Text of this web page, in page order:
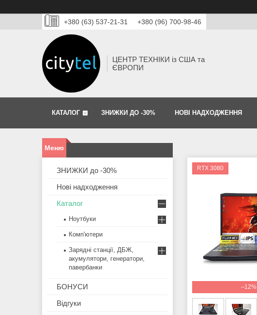
+380 (63) 537-21-31 +380 (96) 700-98-46
ЦЕНТР ТЕХНІКИ із США та
ЄВРОПИ
КАТАЛОГ ЗНИЖКИ ДО -30% НОВІ НАДХОДЖЕННЯ
–12%
RTX 3080
ЗНИЖКИ до -30%
Нові надходження
Каталог
Ноутбуки
Комп'ютери
Зарядні станції, ДБЖ,
акумулятори, генератори,
павербанки
БОНУСИ
Відгуки